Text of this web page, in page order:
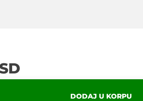
DODAJ U KORPU